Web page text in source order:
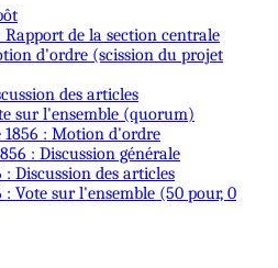
de la section centrale
d'ordre (scission du projet
des articles
sur l'ensemble (quorum)
1856 : Motion d'ordre
: Discussion générale
: Discussion des articles
: Vote sur l'ensemble (50 pour, 0